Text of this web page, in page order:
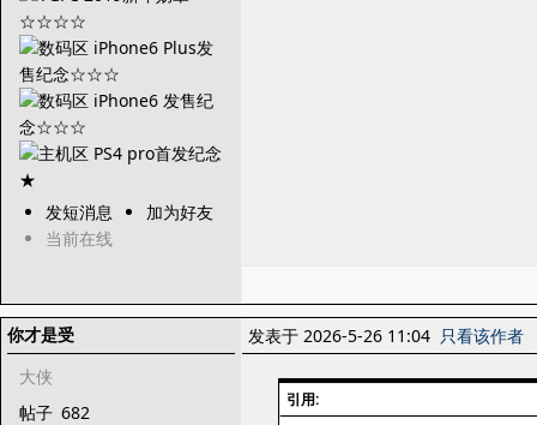
发短消息
加为好友
当前在线
你才是受
大侠
帖子 682
发表于 2026-5-26 11:04 只看该作者
引用: